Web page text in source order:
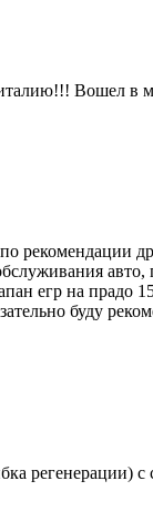
Вошел в
рекомендации
егр на прадо
буду
регенерации) с